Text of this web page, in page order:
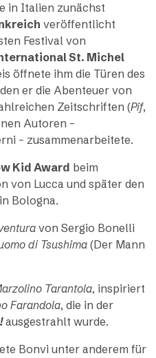
in Italien zunächst
veröffentlicht
Festival von
St. Michel
öffnete ihm die Türen des
er die Abenteuer von
Zeitschriften (Pif,
Autoren –
– zusammenarbeitete.
Kid Award beim
von Lucca und später den
Bologna.
von Sergio Bonelli
di Tsushima (Der Mann
Tarantola, inspiriert
Farandola, die in der
ausgestrahlt wurde.
Bonvi unter anderem für